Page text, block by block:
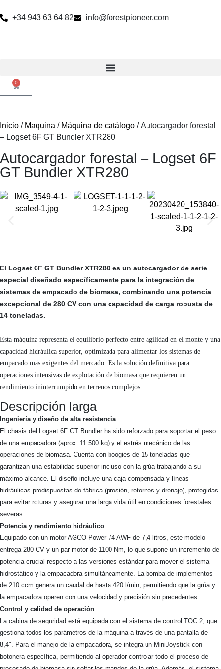
+34 943 63 64 82 info@forestpioneer.com
0
Inicio / Maquina / Máquina de catálogo / Autocargador forestal
– Logset 6F GT Bundler XTR280
Autocargador forestal – Logset 6F
GT Bundler XTR280
El Logset 6F GT Bundler XTR280 es un autocargador de serie
especial diseñado específicamente para la integración de
sistemas de empacado de biomasa, combinando una potencia
excepcional de 280 CV con una capacidad de carga robusta de
14 toneladas.
Esta máquina representa el equilibrio perfecto entre agilidad en el monte y una
capacidad hidráulica superior, optimizada para alimentar los sistemas de
empacado más exigentes del mercado. Es la solución definitiva para
operaciones intensivas de explotación de biomasa que requieren un
rendimiento ininterrumpido en terrenos complejos.
Descripción larga
Ingeniería y diseño de alta resistencia
El chasis del Logset 6F GT Bundler ha sido reforzado para soportar el peso
de una empacadora (aprox. 11.500 kg) y el estrés mecánico de las
operaciones de biomasa. Cuenta con boogies de 15 toneladas que
garantizan una estabilidad superior incluso con la grúa trabajando a su
máximo alcance. El diseño incluye una caja compensada y líneas
hidráulicas predispuestas de fábrica (presión, retornos y drenaje), protegidas
para evitar roturas y asegurar una larga vida útil en condiciones forestales
severas.
Potencia y rendimiento hidráulico
Equipado con un motor AGCO Power 74 AWF de 7,4 litros, este modelo
entrega 280 CV y un par motor de 1100 Nm, lo que supone un incremento de
potencia crucial respecto a las versiones estándar para mover el sistema
hidrostático y la empacadora simultáneamente. La bomba de implementos
de 210 ccm genera un caudal de hasta 420 l/min, permitiendo que la grúa y
la empacadora operen con una velocidad y precisión sin precedentes.
Control y calidad de operación
La cabina de seguridad está equipada con el sistema de control TOC 2, que
gestiona todos los parámetros de la máquina a través de una pantalla de
8,4″. Para el manejo de la empacadora, se integra un MiniJoystick con
botonera específica, permitiendo al operador controlar todo el proceso de